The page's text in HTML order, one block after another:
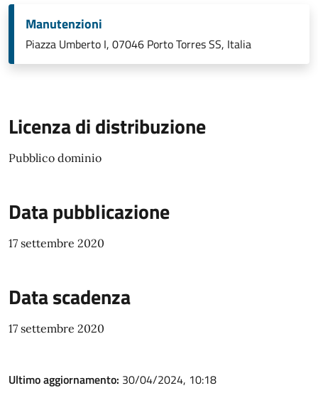
Manutenzioni
Piazza Umberto I, 07046 Porto Torres SS, Italia
Licenza di distribuzione
Pubblico dominio
Data pubblicazione
17 settembre 2020
Data scadenza
17 settembre 2020
Ultimo aggiornamento: 30/04/2024, 10:18